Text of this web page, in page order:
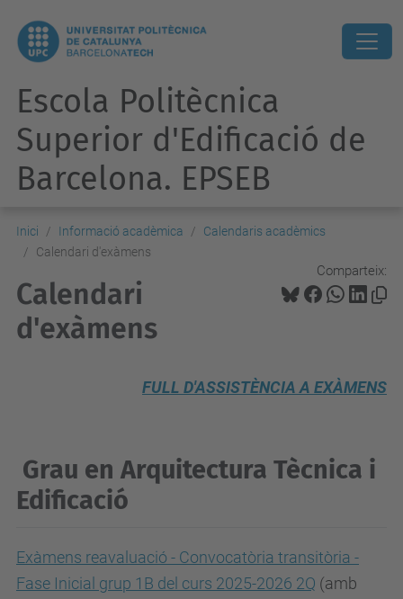
Escola Politècnica
Superior d'Edificació de
Barcelona. EPSEB
Inici Informació acadèmica
Calendaris acadèmics
Calendari d'exàmens
Comparteix:
Calendari
d'exàmens
FULL D'ASSISTÈNCIA A EXÀMENS
Grau en Arquitectura Tècnica i
Edificació
Exàmens reavaluació - Convocatòria transitòria -
Fase Inicial grup 1B del curs 2025-2026 2Q (amb